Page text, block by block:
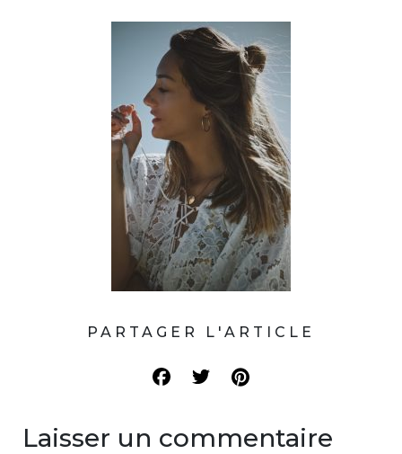
PARTAGER L'ARTICLE
Laisser un commentaire